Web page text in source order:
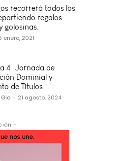
recorrerá todos los
regalos
golosinas.
enero, 2021
4º Jornada de
Dominial y
de Títulos
- 21 agosto, 2024
-